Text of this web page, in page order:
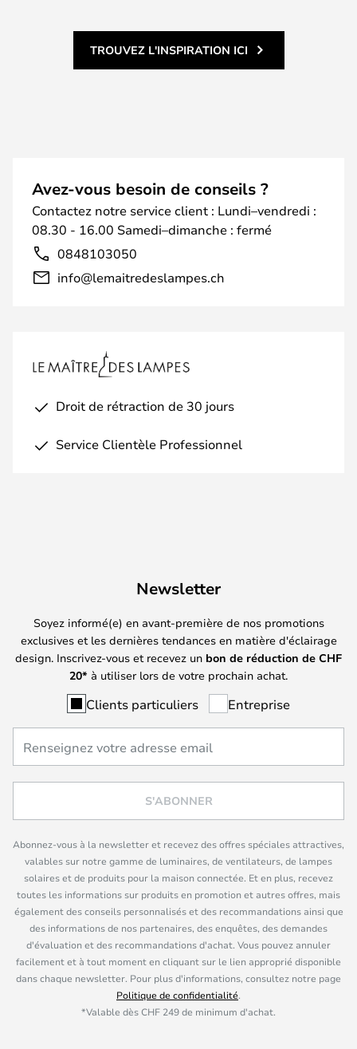
TROUVEZ L'INSPIRATION ICI
Avez-vous besoin de conseils ?
Contactez notre service client : Lundi–vendredi :
08.30 - 16.00 Samedi–dimanche : fermé
0848103050
info@lemaitredeslampes.ch
Droit de rétraction de 30 jours
Service Clientèle Professionnel
Newsletter
Soyez informé(e) en avant-première de nos promotions
exclusives et les dernières tendances en matière d'éclairage
design. Inscrivez-vous et recevez un bon de réduction de CHF
20* à utiliser lors de votre prochain achat.
Clients particuliers Entreprise
S'ABONNER
Abonnez-vous à la newsletter et recevez des offres spéciales attractives,
valables sur notre gamme de luminaires, de ventilateurs, de lampes
solaires et de produits pour la maison connectée. Et en plus, recevez
toutes les informations sur produits en promotion et autres offres, mais
également des conseils personnalisés et des recommandations ainsi que
des informations de nos partenaires, des enquêtes, des demandes
d'évaluation et des recommandations d'achat. Vous pouvez annuler
facilement et à tout moment en cliquant sur le lien approprié disponible
dans chaque newsletter. Pour plus d'informations, consultez notre page
Politique de confidentialité.
*Valable dès CHF 249 de minimum d'achat.